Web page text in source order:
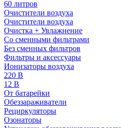
60 литров
Очистители воздуха
Очистители воздуха
Очистка + Увлажнение
Cо сменными фильтрами
Без сменных фильтров
Фильтры и аксессуары
Ионизаторы воздуха
220 В
12 В
От батарейки
Обеззараживатели
Рециркуляторы
Озонаторы